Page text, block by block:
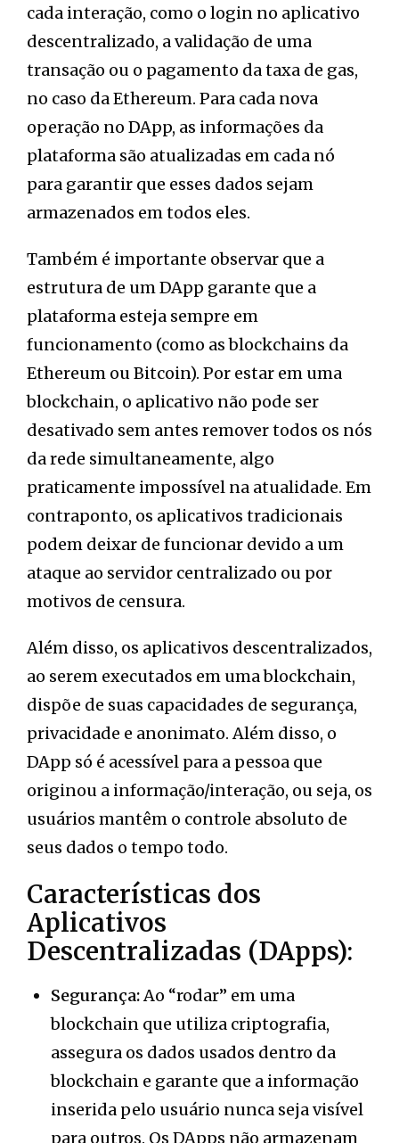
cada interação, como o login no aplicativo
descentralizado, a validação de uma
transação ou o pagamento da taxa de gas,
no caso da Ethereum. Para cada nova
operação no DApp, as informações da
plataforma são atualizadas em cada nó
para garantir que esses dados sejam
armazenados em todos eles.
Também é importante observar que a
estrutura de um DApp garante que a
plataforma esteja sempre em
funcionamento (como as blockchains da
Ethereum ou Bitcoin). Por estar em uma
blockchain, o aplicativo não pode ser
desativado sem antes remover todos os nós
da rede simultaneamente, algo
praticamente impossível na atualidade. Em
contraponto, os aplicativos tradicionais
podem deixar de funcionar devido a um
ataque ao servidor centralizado ou por
motivos de censura.
Além disso, os aplicativos descentralizados,
ao serem executados em uma blockchain,
dispõe de suas capacidades de segurança,
privacidade e anonimato. Além disso, o
DApp só é acessível para a pessoa que
originou a informação/interação, ou seja, os
usuários mantêm o controle absoluto de
seus dados o tempo todo.
Características dos
Aplicativos
Descentralizadas (DApps):
Segurança:Ao “rodar” em uma
blockchain que utiliza criptografia,
assegura os dados usados dentro da
blockchain e garante que a informação
inserida pelo usuário nunca seja visível
para outros. Os DApps não armazenam